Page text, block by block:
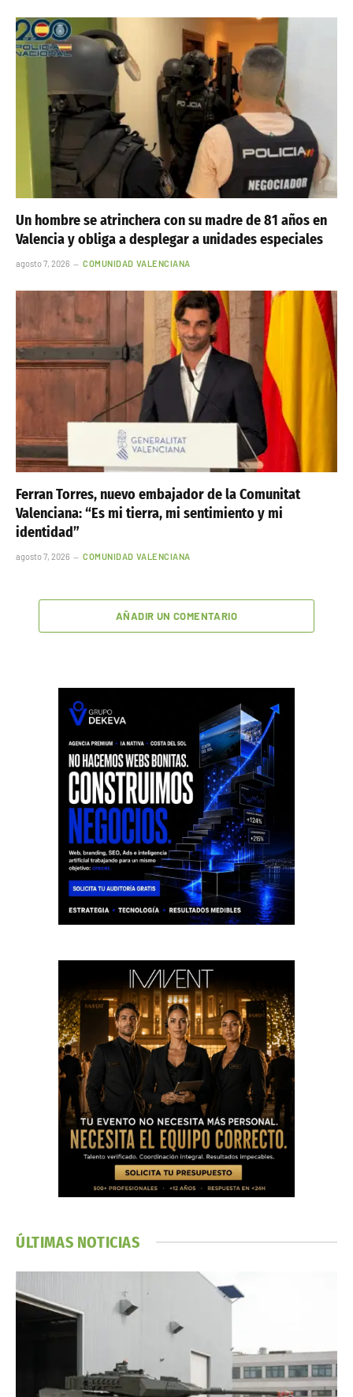
Un hombre se atrinchera con su madre de 81 años en
Valencia y obliga a desplegar a unidades especiales
agosto 7, 2026 COMUNIDAD VALENCIANA
Ferran Torres, nuevo embajador de la Comunitat
Valenciana: “Es mi tierra, mi sentimiento y mi
identidad”
agosto 7, 2026 COMUNIDAD VALENCIANA
AÑADIR UN COMENTARIO
ÚLTIMAS NOTICIAS